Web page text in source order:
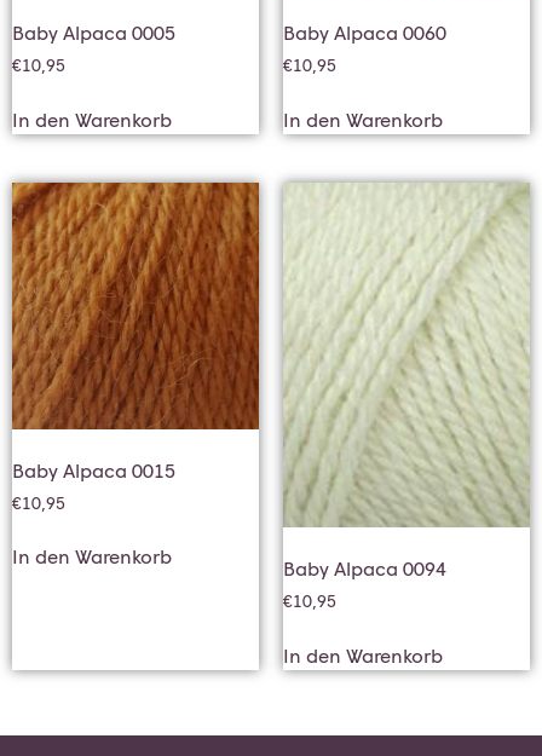
Baby Alpaca 0005
€10,95
In den Warenkorb
Baby Alpaca 0060
€10,95
In den Warenkorb
Baby Alpaca 0015
€10,95
In den Warenkorb Baby Alpaca 0094
€10,95
In den Warenkorb